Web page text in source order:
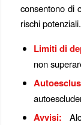
consentono di
rischi potenziali.
Limiti di
non
Avvisi: